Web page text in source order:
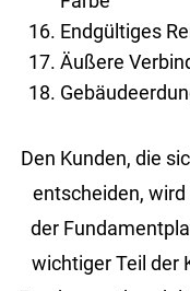
Endgültiges
Äußere
Den Kunden, die
entscheiden,
der
wichtiger Teil der